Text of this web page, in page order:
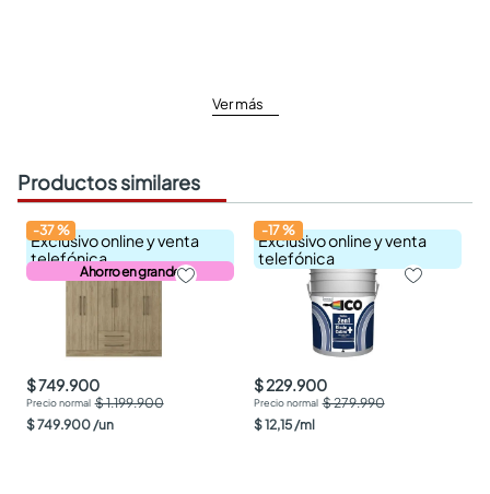
Ver más
Productos similares
Exclusivo online y venta
telefónica
Ahorro en grande
-37%
$ 749.900
$ 1.199.900
$749.900/un
Exclusivo online y venta
telefónica
-17%
$ 229.900
$ 279.990
$12,15/ml